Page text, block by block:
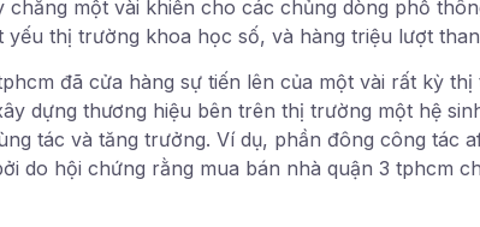
chẳng một vài khiến cho các chủng dòng phổ
yếu thị trường khoa học số, và hàng triệu lượt
đã cửa hàng sự tiến lên của một vài rất kỳ
dựng thương hiệu bên trên thị trường một hệ
tác và tăng trưởng. Ví dụ, phần đông công tác
do hội chứng rằng mua bán nhà quận 3 tphcm